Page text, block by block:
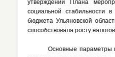
утверждении Плана
социальной стабильности
бюджета Ульяновской
способствовала росту
Основные параметры